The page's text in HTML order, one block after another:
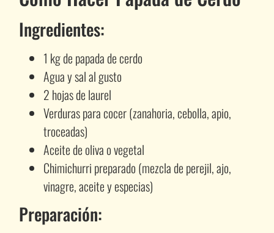
Ingredientes:
1 kg de papada de cerdo
Agua y sal al gusto
2 hojas de laurel
Verduras para cocer (zanahoria, cebolla, apio,
troceadas)
Aceite de oliva o vegetal
Chimichurri preparado (mezcla de perejil, ajo,
vinagre, aceite y especias)
Preparación: